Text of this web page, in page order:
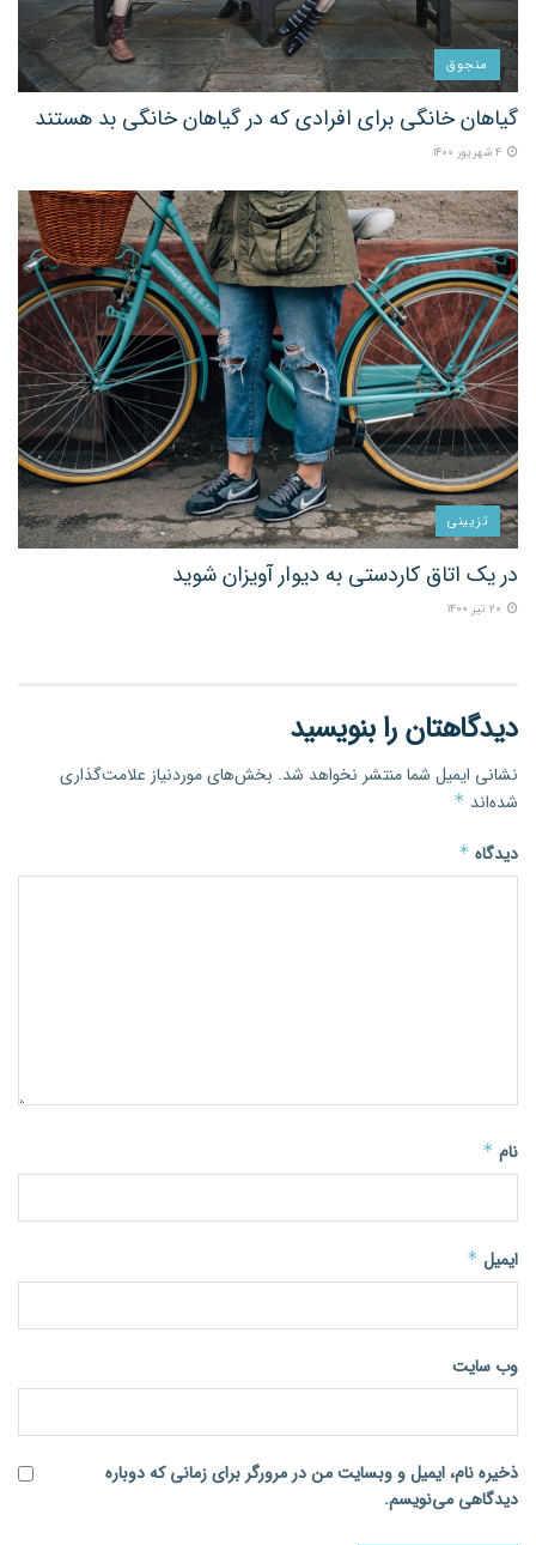
منجوق
گیاهان خانگی برای افرادی که در گیاهان خانگی بد هستند
تزیینی
در یک اتاق کاردستی به دیوار آویزان شوید
دیدگاهتان را بنویسید
نشانی ایمیل شما منتشر نخواهد شد. بخش‌های موردنیاز علامت‌گذاری
شده‌اند *
دیدگاه *
نام *
ایمیل *
وب‌ سایت
ذخیره نام، ایمیل و وبسایت من در مرورگر برای زمانی که دوباره
دیدگاهی می‌نویسم.